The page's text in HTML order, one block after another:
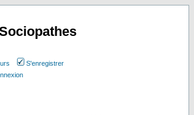
S'enregistrer